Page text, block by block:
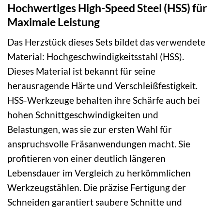
Hochwertiges High-Speed Steel (HSS) für
Maximale Leistung
Das Herzstück dieses Sets bildet das verwendete
Material: Hochgeschwindigkeitsstahl (HSS).
Dieses Material ist bekannt für seine
herausragende Härte und Verschleißfestigkeit.
HSS-Werkzeuge behalten ihre Schärfe auch bei
hohen Schnittgeschwindigkeiten und
Belastungen, was sie zur ersten Wahl für
anspruchsvolle Fräsanwendungen macht. Sie
profitieren von einer deutlich längeren
Lebensdauer im Vergleich zu herkömmlichen
Werkzeugstählen. Die präzise Fertigung der
Schneiden garantiert saubere Schnitte und